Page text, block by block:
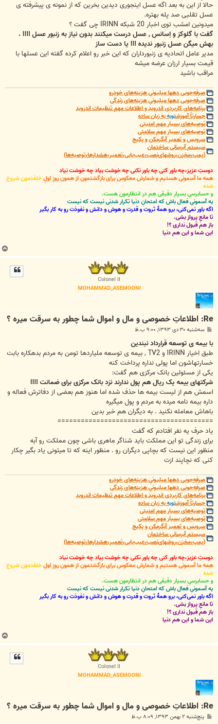
حالا از این به بعد اگه عسل اینجوری دیدین بخرین که از نمونه ی پیشرفته ی
عسل تقلبی صد پله بهتره.
میدونین امشب توی اخبار 20 شبکه IRINN چی گفت ؟
گفت با گلوکز و اِسانس , عسل درست میکنند بدون نیاز به زنبور عسل !!!! .
بهش میگن عسل زنبور ندیده !!! یا دست ساز
مدیر عامل اتحادیه ی زنبورداران که این خبر رو اعلام کرده گفته این عسلها با
قیمت بسیار ارزان عرضه میشه
مراقب باشید
صرفه‌جویی دهها میلیونیِ هزینه‌های خودرو
صرفه‌جویی دهها میلیونیِ هزینه‌های زندگی
برنامه‌های کاربردی اندروید و اطلاعات مهمِ تنظیمات اندروید
جسارتاً آموزشتوبهبه زبان ساده
توصیه‌های بسیار مهم امنیتی
توصیه‌های بسیار مهم سلامتی
سرویس و تعمیر آبگرمکن و پکیج
سیستم آبرسانی ساختمان
(پمپ،مخزن،روشهای‌نصب،عیب‌یابی،تعمیر،هشدارها،توصیه‌ها)
دوستِ عزیز،چه باور کنی چه باور نکنی چه خوشت بیاد چه خوشت نیاد
همه ما آسمونی هستیم و شمارش معکوس برای بازگشتمون از همون روزِ اولِخلقتمون شروع
شده
و حسابرسیِ بسیار دقیقی هم در انتظارمون هست.
یه آسمونیِ فعال باش که امتحانِ دنیا تکرار شدنی نیست که نیست
اگه باور نمی‌کنی، برو همۀ ثروت و قدرت و هوش و دانش و نفوذت رو به کار بگیر
تا مانعِ پرواز بشی.
باز هم قبول نداری ؟!
این شما و این هم دنیا
ب
ا
Colonel II
MOHAMMAD_ASEMOONI
Re: اطلاعاتِ خصوصی و مال و اموال شما چطور به سرقت میره ؟
پ
ت
سه‌شنبه ۳۰ دی ۱۳۹۳, ۹:۰۰ ب.ظ
با بیمه ی توسعه قرارداد نبندین
طبق اخیار IRINN و TV2 , بیمه ی توسعه ملیاردها تومن به مردم بدهکاره بابت
خسارتهاشون اما پولی نداره پرداخت کنه
یکی از مسئولین بانک مرکزی هم گفت:
شرکتهای بیمه یک ریال هم پول ندارند نزد بانک مرکزی برای ضمانت !!!!
اسمش هم از لیست بیمه ها حذف شده اما هنوز هم بعضی از دفاترش فعاله و
داره بیمه نامه میده به مردم و پول میگیره
باهاش معامله نکنید . به دیگران هم خبر بدین
========================================
یاد حرف یه نفر افتادم که گفت
برای زندگی تو این مملکت باید شناگر ماهری باشی چون مملکت رو آبه
منظور این نیست که بچاپی دیگران رو . منظور اینه که تا میتونی یاد بگیر چکار
کنی که نچاپند ازت
صرفه‌جویی دهها میلیونیِ هزینه‌های خودرو
صرفه‌جویی دهها میلیونیِ هزینه‌های زندگی
برنامه‌های کاربردی اندروید و اطلاعات مهمِ تنظیمات اندروید
جسارتاً آموزشتوبهبه زبان ساده
توصیه‌های بسیار مهم امنیتی
توصیه‌های بسیار مهم سلامتی
سرویس و تعمیر آبگرمکن و پکیج
سیستم آبرسانی ساختمان
(پمپ،مخزن،روشهای‌نصب،عیب‌یابی،تعمیر،هشدارها،توصیه‌ها)
دوستِ عزیز،چه باور کنی چه باور نکنی چه خوشت بیاد چه خوشت نیاد
همه ما آسمونی هستیم و شمارش معکوس برای بازگشتمون از همون روزِ اولِخلقتمون شروع
شده
و حسابرسیِ بسیار دقیقی هم در انتظارمون هست.
یه آسمونیِ فعال باش که امتحانِ دنیا تکرار شدنی نیست که نیست
اگه باور نمی‌کنی، برو همۀ ثروت و قدرت و هوش و دانش و نفوذت رو به کار بگیر
تا مانعِ پرواز بشی.
باز هم قبول نداری ؟!
این شما و این هم دنیا
ب
ا
Colonel II
MOHAMMAD_ASEMOONI
Re: اطلاعاتِ خصوصی و مال و اموال شما چطور به سرقت میره ؟
پ پنج‌شنبه ۲ بهمن ۱۳۹۳, ۸:۰۹ ب.ظ